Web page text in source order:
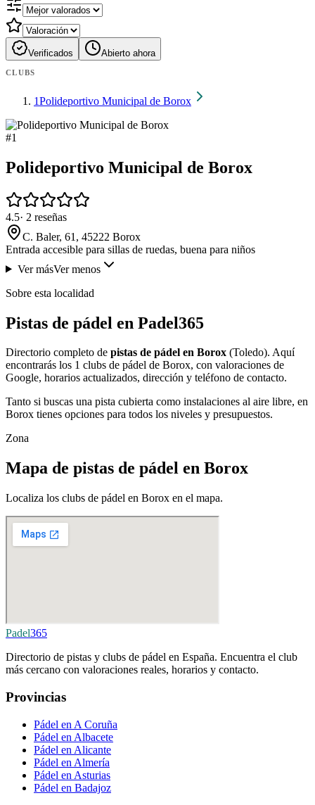
Verificados Abierto ahora
CLUBS
1Polideportivo Municipal de Borox
#1
Polideportivo Municipal de Borox
4.5· 2 reseñas
C. Baler, 61, 45222 Borox
Entrada accesible para sillas de ruedas, buena para niños
Ver másVer menos
Sobre esta localidad
Pistas de pádel en Padel365
Directorio completo de pistas de pádel en Borox (Toledo). Aquí
encontrarás los 1 clubs de pádel de Borox, con valoraciones de
Google, horarios actualizados, dirección y teléfono de contacto.
Tanto si buscas una pista cubierta como instalaciones al aire libre, en
Borox tienes opciones para todos los niveles y presupuestos.
Zona
Mapa de pistas de pádel en Borox
Localiza los clubs de pádel en Borox en el mapa.
Padel365
Directorio de pistas y clubs de pádel en España. Encuentra el club
más cercano con valoraciones reales, horarios y contacto.
Provincias
Pádel en A Coruña
Pádel en Albacete
Pádel en Alicante
Pádel en Almería
Pádel en Asturias
Pádel en Badajoz